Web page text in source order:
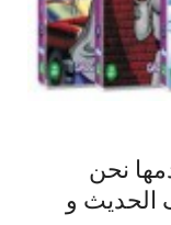
نحن
الحديث و